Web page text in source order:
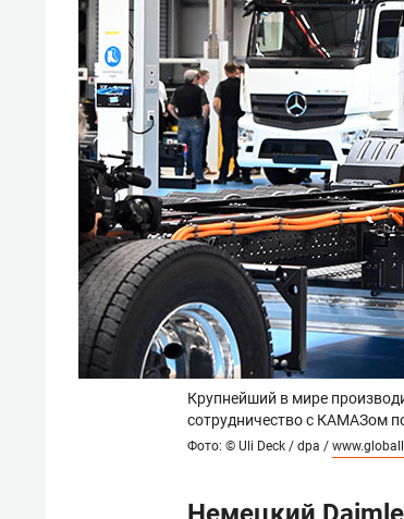
Крупнейший в мире
сотрудничество с КАМАЗом
Фото: © Uli Deck / dpa /